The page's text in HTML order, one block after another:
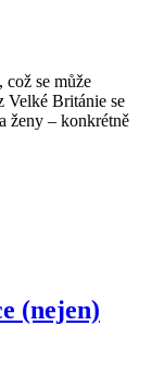
což se může
Velké Británie se
ženy –⁠ konkrétně
(nejen)